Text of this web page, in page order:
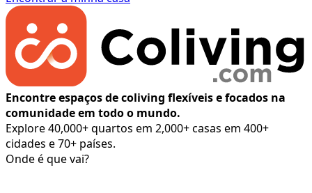
Encontre espaços de coliving flexíveis e focados na
comunidade em todo o mundo.
Explore 40,000+ quartos em 2,000+ casas em 400+
cidades e 70+ países.
Onde é que vai?